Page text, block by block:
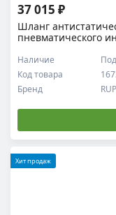
Шланг
пневматического
Код товара
Наличие
Бренд
37 015 ₽
Хит продаж